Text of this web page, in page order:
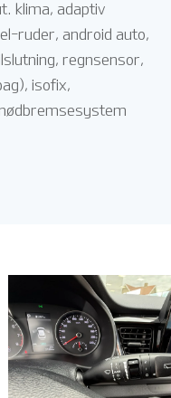
klima, adaptiv
ruder, android auto,
regnsensor,
isofix,